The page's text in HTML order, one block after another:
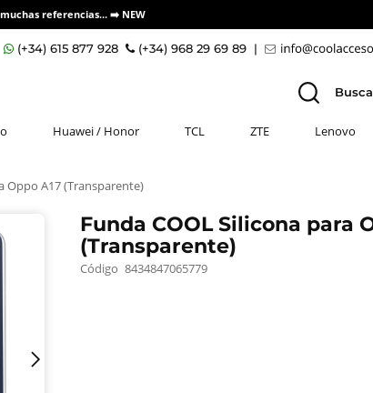
referencias... ➡️ NEW
(+34) 615 877 928 (+34) 968 29 69 89 |
Huawei / Honor TCL ZTE Lenovo
Oppo A17 (Transparente)
Funda COOL Silicona para
(Transparente)
Código 8434847065779